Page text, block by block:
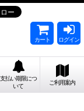
カート ログイン
支払い期限につ
いて
ご利用案内